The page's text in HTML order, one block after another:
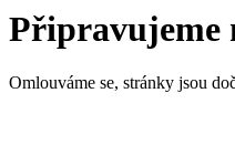
Připravujeme
Omlouváme se, stránky jsou